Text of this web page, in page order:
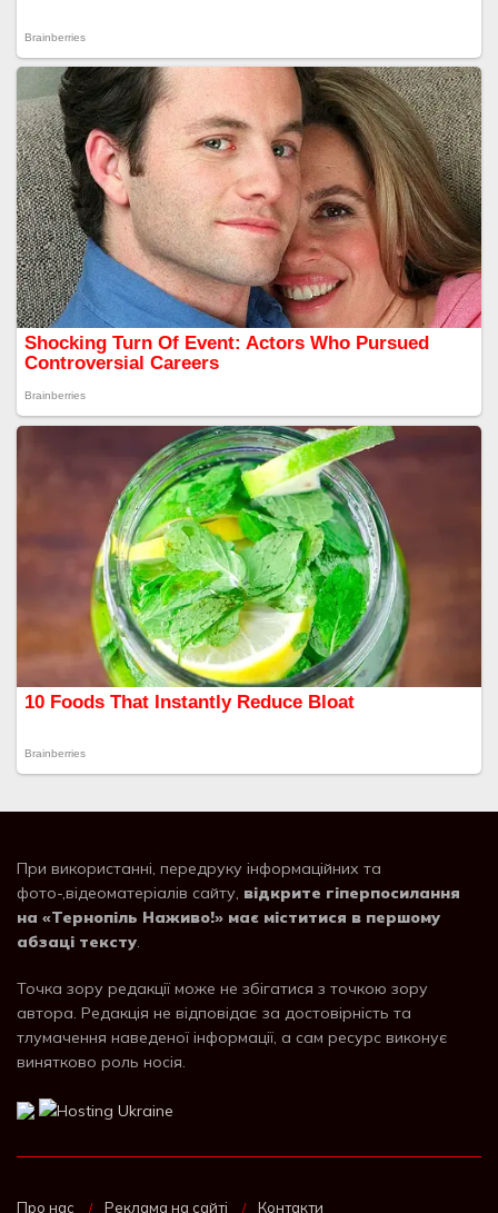
При використанні, передруку інформаційних та
фото-,відеоматеріалів сайту, відкрите гіперпосилання
на «Тернопіль Наживо!» має міститися в першому
абзаці тексту.
Точка зору редакції може не збігатися з точкою зору
автора. Редакція не відповідає за достовірність та
тлумачення наведеної інформації, а сам ресурс виконує
винятково роль носія.
Про нас Реклама на сайті Контакти